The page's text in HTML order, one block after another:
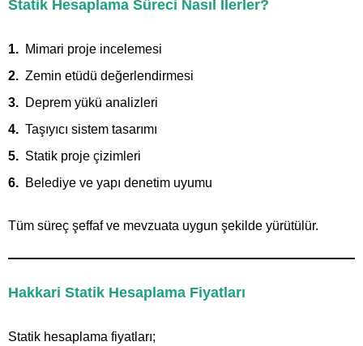
Statik Hesaplama Süreci Nasıl İlerler?
Mimari proje incelemesi
Zemin etüdü değerlendirmesi
Deprem yükü analizleri
Taşıyıcı sistem tasarımı
Statik proje çizimleri
Belediye ve yapı denetim uyumu
Tüm süreç şeffaf ve mevzuata uygun şekilde yürütülür.
Hakkari Statik Hesaplama Fiyatları
Statik hesaplama fiyatları;